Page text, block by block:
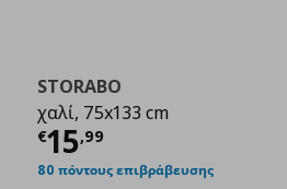
€ 29,99
STORABO
χαλί, 75x133 cm
€15,99
Τρέχουσα τιμή
80 πόντους επιβράβευσης